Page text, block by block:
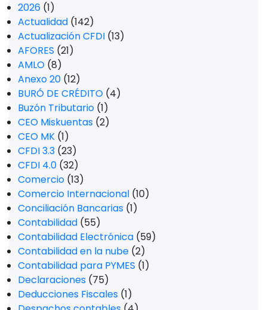
2026 (1)
Actualidad (142)
Actualización CFDI (13)
AFORES (21)
AMLO (8)
Anexo 20 (12)
BURÓ DE CRÉDITO (4)
Buzón Tributario (1)
CEO Miskuentas (2)
CEO MK (1)
CFDI 3.3 (23)
CFDI 4.0 (32)
Comercio (13)
Comercio Internacional (10)
Conciliación Bancarias (1)
Contabilidad (55)
Contabilidad Electrónica (59)
Contabilidad en la nube (2)
Contabilidad para PYMES (1)
Declaraciones (75)
Deducciones Fiscales (1)